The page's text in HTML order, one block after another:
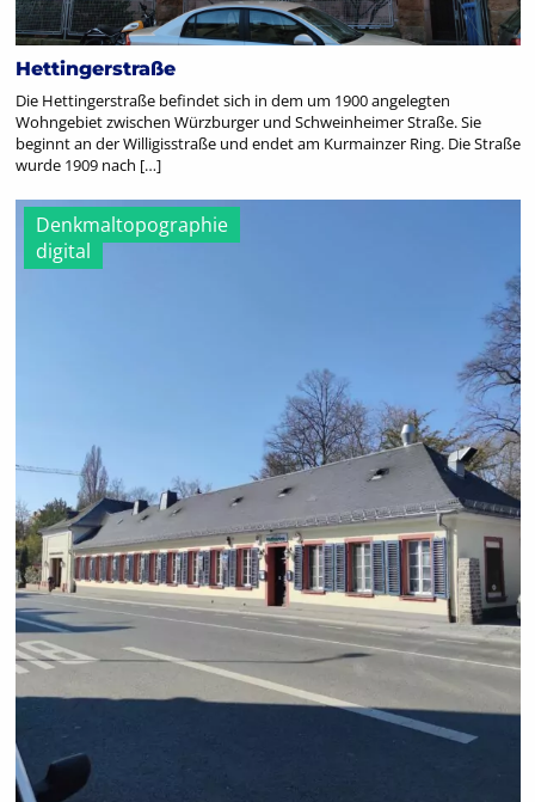
Hettingerstraße
Die Hettingerstraße befindet sich in dem um 1900 angelegten
Wohngebiet zwischen Würzburger und Schweinheimer Straße. Sie
beginnt an der Willigisstraße und endet am Kurmainzer Ring. Die Straße
wurde 1909 nach […]
Denkmaltopographie
digital